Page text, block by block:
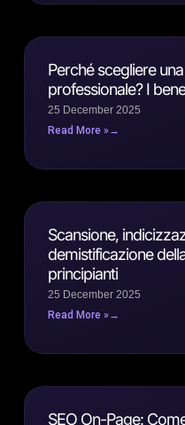
Perché scegliere
professionale? I
25 December 2025
Read More »
Scansione,
demistificazione
principianti
25 December 2025
Read More »
SEO On-Page: